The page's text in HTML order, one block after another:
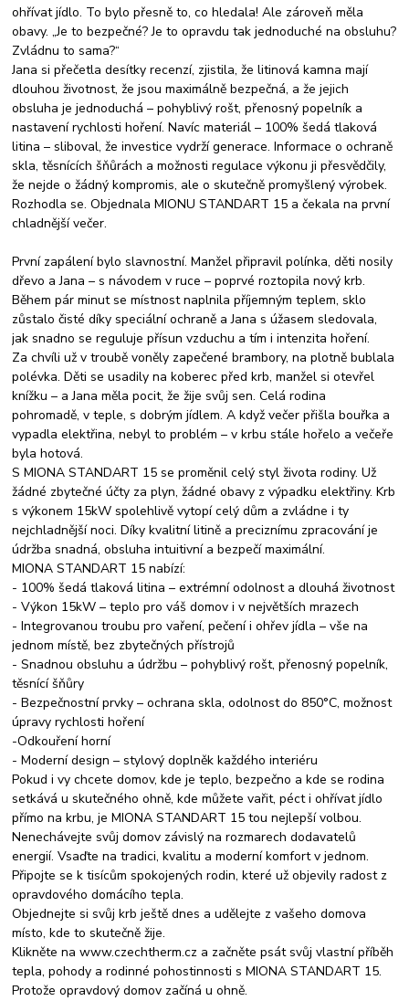
ohřívat jídlo. To bylo přesně to, co hledala! Ale zároveň měla
obavy. „Je to bezpečné? Je to opravdu tak jednoduché na obsluhu?
Zvládnu to sama?“
Jana si přečetla desítky recenzí, zjistila, že litinová kamna mají
dlouhou životnost, že jsou maximálně bezpečná, a že jejich
obsluha je jednoduchá – pohyblivý rošt, přenosný popelník a
nastavení rychlosti hoření. Navíc materiál – 100% šedá tlaková
litina – sliboval, že investice vydrží generace. Informace o ochraně
skla, těsnících šňůrách a možnosti regulace výkonu ji přesvědčily,
že nejde o žádný kompromis, ale o skutečně promyšlený výrobek.
Rozhodla se. Objednala MIONU STANDART 15 a čekala na první
chladnější večer.
První zapálení bylo slavnostní. Manžel připravil polínka, děti nosily
dřevo a Jana – s návodem v ruce – poprvé roztopila nový krb.
Během pár minut se místnost naplnila příjemným teplem, sklo
zůstalo čisté díky speciální ochraně a Jana s úžasem sledovala,
jak snadno se reguluje přísun vzduchu a tím i intenzita hoření.
Za chvíli už v troubě voněly zapečené brambory, na plotně bublala
polévka. Děti se usadily na koberec před krb, manžel si otevřel
knížku – a Jana měla pocit, že žije svůj sen. Celá rodina
pohromadě, v teple, s dobrým jídlem. A když večer přišla bouřka a
vypadla elektřina, nebyl to problém – v krbu stále hořelo a večeře
byla hotová.
S MIONA STANDART 15 se proměnil celý styl života rodiny. Už
žádné zbytečné účty za plyn, žádné obavy z výpadku elektřiny. Krb
s výkonem 15kW spolehlivě vytopí celý dům a zvládne i ty
nejchladnější noci. Díky kvalitní litině a preciznímu zpracování je
údržba snadná, obsluha intuitivní a bezpečí maximální.
MIONA STANDART 15 nabízí:
- 100% šedá tlaková litina – extrémní odolnost a dlouhá životnost
- Výkon 15kW – teplo pro váš domov i v největších mrazech
- Integrovanou troubu pro vaření, pečení i ohřev jídla – vše na
jednom místě, bez zbytečných přístrojů
- Snadnou obsluhu a údržbu – pohyblivý rošt, přenosný popelník,
těsnící šňůry
- Bezpečnostní prvky – ochrana skla, odolnost do 850°C, možnost
úpravy rychlosti hoření
-Odkouření horní
- Moderní design – stylový doplněk každého interiéru
Pokud i vy chcete domov, kde je teplo, bezpečno a kde se rodina
setkává u skutečného ohně, kde můžete vařit, péct i ohřívat jídlo
přímo na krbu, je MIONA STANDART 15 tou nejlepší volbou.
Nenechávejte svůj domov závislý na rozmarech dodavatelů
energií. Vsaďte na tradici, kvalitu a moderní komfort v jednom.
Připojte se k tisícům spokojených rodin, které už objevily radost z
opravdového domácího tepla.
Objednejte si svůj krb ještě dnes a udělejte z vašeho domova
místo, kde to skutečně žije.
Klikněte na www.czechtherm.cz a začněte psát svůj vlastní příběh
tepla, pohody a rodinné pohostinnosti s MIONA STANDART 15.
Protože opravdový domov začíná u ohně.